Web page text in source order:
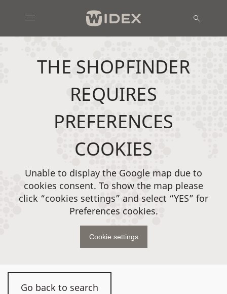
Go back to search
THE SHOPFINDER
REQUIRES
PREFERENCES
COOKIES
Unable to display the Google map due to
cookies consent. To show the map please
click “cookies settings” and select “YES” for
Preferences cookies.
Cookie settings